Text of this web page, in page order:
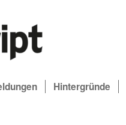
Hintergründe